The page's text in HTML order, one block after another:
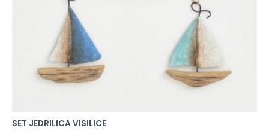
SET JEDRILICA VISILICE